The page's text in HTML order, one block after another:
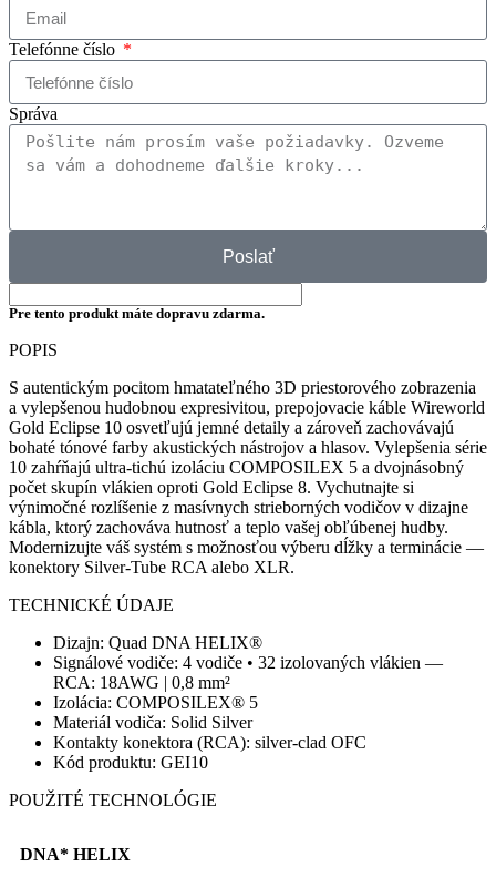
Telefónne číslo
Správa
Poslať
Pre tento produkt máte dopravu zdarma.
POPIS
S autentickým pocitom hmatateľného 3D priestorového zobrazenia
a vylepšenou hudobnou expresivitou, prepojovacie káble Wireworld
Gold Eclipse 10 osvetľujú jemné detaily a zároveň zachovávajú
bohaté tónové farby akustických nástrojov a hlasov. Vylepšenia série
10 zahŕňajú ultra-tichú izoláciu COMPOSILEX 5 a dvojnásobný
počet skupín vlákien oproti Gold Eclipse 8. Vychutnajte si
výnimočné rozlíšenie z masívnych strieborných vodičov v dizajne
kábla, ktorý zachováva hutnosť a teplo vašej obľúbenej hudby.
Modernizujte váš systém s možnosťou výberu dĺžky a terminácie —
konektory Silver-Tube RCA alebo XLR.
TECHNICKÉ ÚDAJE
Dizajn: Quad DNA HELIX®
Signálové vodiče: 4 vodiče • 32 izolovaných vlákien —
RCA: 18AWG | 0,8 mm²
Izolácia: COMPOSILEX® 5
Materiál vodiča: Solid Silver
Kontakty konektora (RCA): silver-clad OFC
Kód produktu: GEI10
POUŽITÉ TECHNOLÓGIE
DNA* HELIX